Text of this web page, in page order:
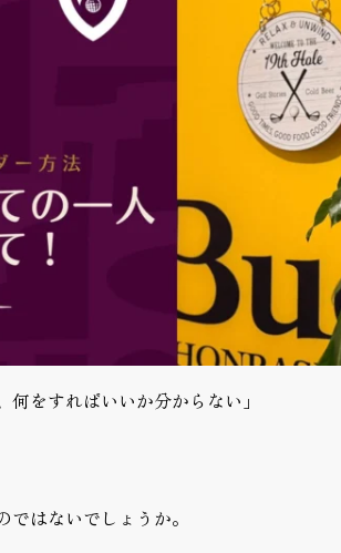
何をすればいいか分からない」
はないでしょうか。